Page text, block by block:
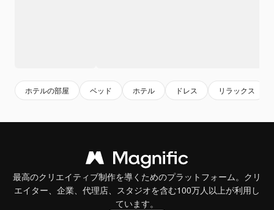
ホテルの部屋 ベッド ホテル ドレス リラックス
最高のクリエイティブ制作を導くためのプラットフォーム。クリ
エイター、企業、代理店、スタジオを含む100万人以上が利用し
ています。